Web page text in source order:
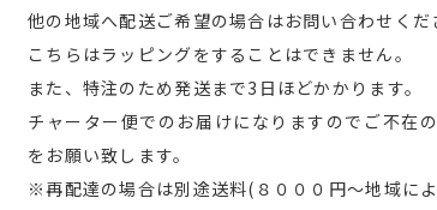
他の地域へ配送ご希望の場合はお問い合わせくだ
こちらはラッピングをすることはできません。
また、特注のため発送まで3日ほどかかります。
チャーター便でのお届けになりますのでご不在
をお願い致します。
※再配達の場合は別途送料(８０００円～地域に